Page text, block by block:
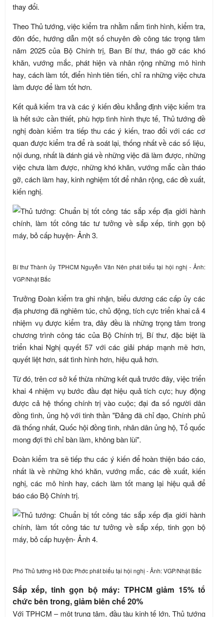
thay đổi.
Theo Thủ tướng, việc kiểm tra nhằm nắm tình hình, kiểm tra,
đôn đốc, hướng dẫn một số chuyên đề công tác trọng tâm
năm 2025 của Bộ Chính trị, Ban Bí thư, tháo gỡ các khó
khăn, vướng mắc, phát hiện và nhân rộng những mô hình
hay, cách làm tốt, điển hình tiên tiến, chỉ ra những việc chưa
làm được để làm tốt hơn.
Kết quả kiểm tra và các ý kiến đều khẳng định việc kiểm tra
là hết sức cần thiết, phù hợp tình hình thực tế, Thủ tướng đề
nghị đoàn kiểm tra tiếp thu các ý kiến, trao đổi với các cơ
quan được kiểm tra để rà soát lại, thống nhất về các số liệu,
nội dung, nhất là đánh giá về những việc đã làm được, những
việc chưa làm được, những khó khăn, vướng mắc cần tháo
gỡ, cách làm hay, kinh nghiệm tốt để nhân rộng, các đề xuất,
kiến nghị.
Bí thư Thành ủy TPHCM Nguyễn Văn Nên phát biểu tại hội nghị - Ảnh:
VGP/Nhật Bắc
Trưởng Đoàn kiểm tra ghi nhận, biểu dương các cấp ủy các
địa phương đã nghiêm túc, chủ động, tích cực triển khai cả 4
nhiệm vụ được kiểm tra, đây đều là những trọng tâm trong
chương trình công tác của Bộ Chính trị, Bí thư, đặc biệt là
triển khai Nghị quyết 57 với các giải pháp mạnh mẽ hơn,
quyết liệt hơn, sát tình hình hơn, hiệu quả hơn.
Từ đó, trên cơ sở kế thừa những kết quả trước đây, việc triển
khai 4 nhiệm vụ bước đầu đạt hiệu quả tích cực; huy động
được cả hệ thống chính trị vào cuộc; đại đa số người dân
đồng tình, ủng hộ với tinh thần "Đảng đã chỉ đạo, Chính phủ
đã thống nhất, Quốc hội đồng tình, nhân dân ủng hộ, Tổ quốc
mong đợi thì chỉ bàn làm, không bàn lùi".
Đoàn kiểm tra sẽ tiếp thu các ý kiến để hoàn thiện báo cáo,
nhất là về những khó khăn, vướng mắc, các đề xuất, kiến
nghị, các mô hình hay, cách làm tốt mang lại hiệu quả để
báo cáo Bộ Chính trị.
Phó Thủ tướng Hồ Đức Phớc phát biểu tại hội nghị - Ảnh: VGP/Nhật Bắc
Sắp xếp, tinh gọn bộ máy: TPHCM giảm 15% tổ
chức bên trong, giảm biên chế 20%
Với TPHCM – một trung tâm, đầu tàu kinh tế lớn, Thủ tướng